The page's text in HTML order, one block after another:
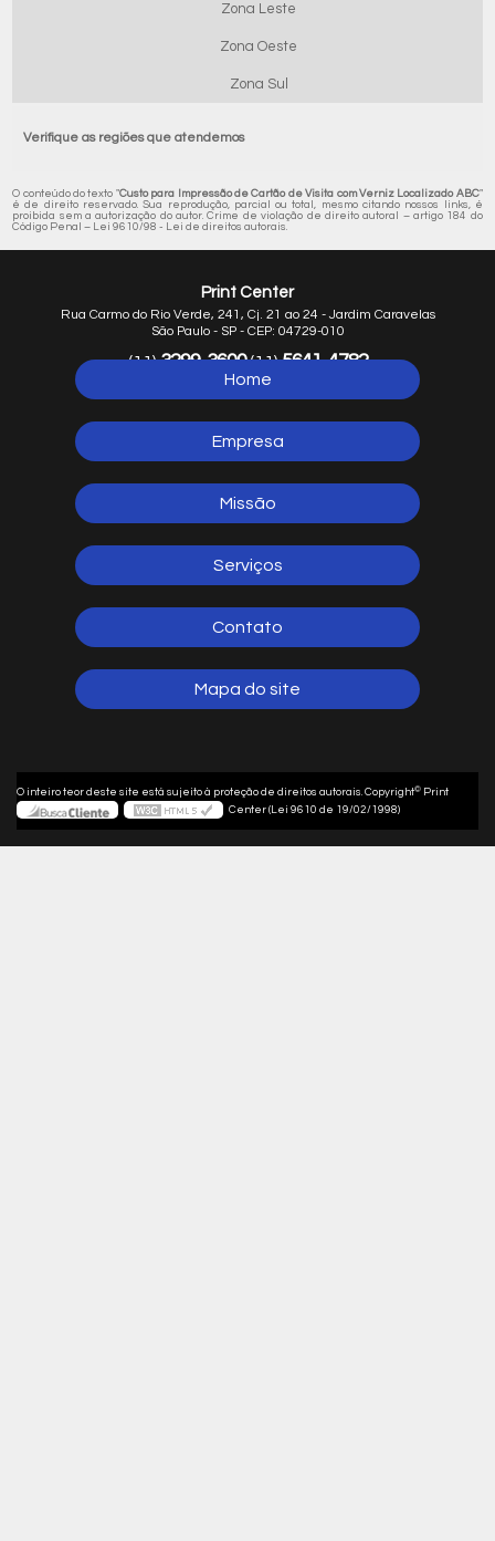
Zona Leste
Zona Oeste
Zona Sul
Verifique as regiões que atendemos
O conteúdo do texto "Custo para Impressão de Cartão de Visita com Verniz Localizado ABC"
é de direito reservado. Sua reprodução, parcial ou total, mesmo citando nossos links, é
proibida sem a autorização do autor. Crime de violação de direito autoral – artigo 184 do
Código Penal – Lei 9610/98 - Lei de direitos autorais.
Print Center
Rua Carmo do Rio Verde, 241, Cj. 21 ao 24 - Jardim Caravelas
São Paulo - SP - CEP: 04729-010
(11)3299-3600(11)5641-4782
5641-1254
Home
Empresa
Missão
Serviços
Contato
Mapa do site
O inteiro teor deste site está sujeito à proteção de direitos autorais. Copyright© Print
Center (Lei 9610 de 19/02/1998)